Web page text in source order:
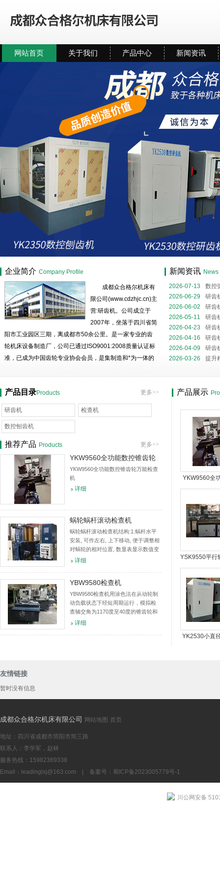
成都众合格尔机床有限公司
网站首页 关于我们 产品中心 新闻资讯
企业简介 Company Profile
成都众合格尔机床有
限公司(www.cdzhjc.cn)主
营:研齿机。公司成立于
2007年，坐落于四川省简
阳市工业园区三期，离成都市50余公里。是一家专业的齿
轮机床设备制造厂，公司已通过ISO9001:2008质量认证标
准，已成为中国齿轮专业协会会员，是集制造和*为一体的
一批善开发、钻技术...
新闻资讯 News
2026-07-13
数控
磨核心装备解析
2026-06-29
研齿
噪与精度提升的关
2026-06-02
研齿
全流程
2026-05-11
研齿
略
2026-04-23
研齿
2026-04-16
研齿
2026-04-09
研齿
2026-03-26
提升
产品展示
YKW9560全
锥齿轮万能
YSK9550平行
数控滚动
YK2530小直
成都YK2530
产品目录Products 更多>>
研齿机 检查机
数控刨齿机
推荐产品 Products 更多>>
YKW9560全功能数控锥齿轮
万能检查机
YKW9560全功能数控锥齿轮万能检查
机
详细
蜗轮蜗杆滚动检查机
蜗轮蜗杆滚动检查机结构:1.蜗杆水平
安装, 可作左右, 上下移动, 便于调整相
对蜗轮的相对位置, 数显表显示数值变
化.2.蜗轮竖直安装, 可相对蜗杆作前后
详细
YBW9580检查机
YBW9580检查机用涂色法在从动轮制
动负载状态下经短周期运行，模拟检
查轴交角为1170度至40度的锥齿轮和
准双曲面齿轮的接触精度、齿轮啮合
详细
友情链接
暂时没有信息
成都众合格尔机床有限公司 网站地图 首页
地址：四川省成都市简阳市简三路
联系人：李学军，赵林
服务热线：15982369338
Email： leadinglxj@163.com 备案号：蜀ICP备2023005779号-1
川公网安备